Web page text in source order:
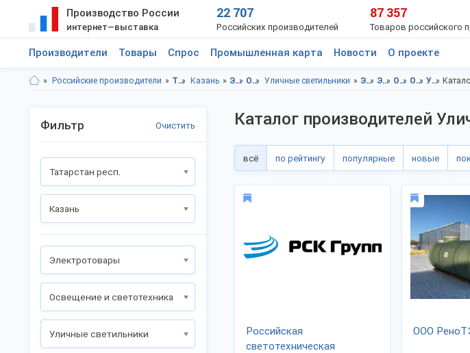
Производство России
интернет—выставка
22 707
Российских производителей
87 357
Товаров российского
Производители Товары Спрос Промышленная карта Новости О проекте
Российские производители Татарстан респ. Казань Электротовары Освещение и светотехника Уличные светильники Электротовары, Татарстан респ. Электротовары, Казань Освещение и светотехника, Татарстан респ. Освещение и светотехника, Казань Уличные светильники, Татарстан респ.
Каталог производителей
всё по рейтингу популярные новые
Российская
светотехническая
ООО
Фильтр Очистить
Татарстан респ.
Казань
Электротовары
Освещение и светотехника
Уличные светильники